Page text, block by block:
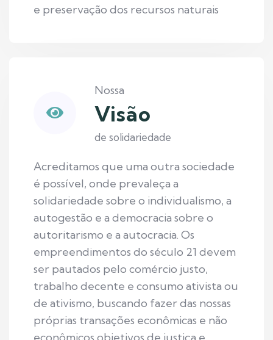
e preservação dos recursos naturais
Nossa
Visão
de solidariedade
Acreditamos que uma outra sociedade
é possível, onde prevaleça a
solidariedade sobre o individualismo, a
autogestão e a democracia sobre o
autoritarismo e a autocracia. Os
empreendimentos do século 21 devem
ser pautados pelo comércio justo,
trabalho decente e consumo ativista ou
de ativismo, buscando fazer das nossas
próprias transações econômicas e não